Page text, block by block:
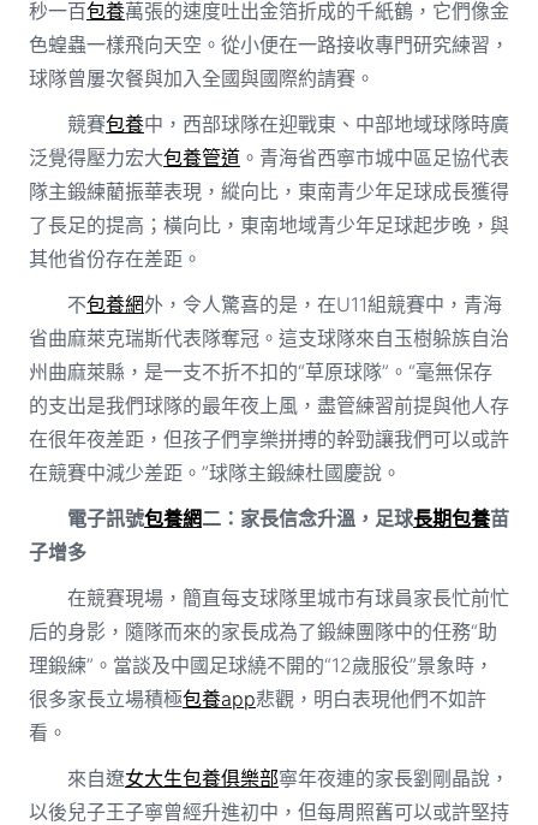
秒一百包養萬張的速度吐出金箔折成的千紙鶴，它們像金
色蝗蟲一樣飛向天空。從小便在一路接收專門研究練習，
球隊曾屢次餐與加入全國與國際約請賽。
競賽包養中，西部球隊在迎戰東、中部地域球隊時廣
泛覺得壓力宏大包養管道。青海省西寧市城中區足協代表
隊主鍛練藺振華表現，縱向比，東南青少年足球成長獲得
了長足的提高；橫向比，東南地域青少年足球起步晚，與
其他省份存在差距。
不包養網外，令人驚喜的是，在U11組競賽中，青海
省曲麻萊克瑞斯代表隊奪冠。這支球隊來自玉樹躲族自治
州曲麻萊縣，是一支不折不扣的“草原球隊”。“毫無保存
的支出是我們球隊的最年夜上風，盡管練習前提與他人存
在很年夜差距，但孩子們享樂拼搏的幹勁讓我們可以或許
在競賽中減少差距。”球隊主鍛練杜國慶說。
電子訊號包養網二：家長信念升溫，足球長期包養苗
子增多
在競賽現場，簡直每支球隊里城市有球員家長忙前忙
后的身影，隨隊而來的家長成為了鍛練團隊中的任務“助
理鍛練”。當談及中國足球繞不開的“12歲服役”景象時，
很多家長立場積極包養app悲觀，明白表現他們不如許
看。
來自遼女大生包養俱樂部寧年夜連的家長劉剛晶說，
以後兒子王子寧曾經升進初中，但每周照舊可以或許堅持